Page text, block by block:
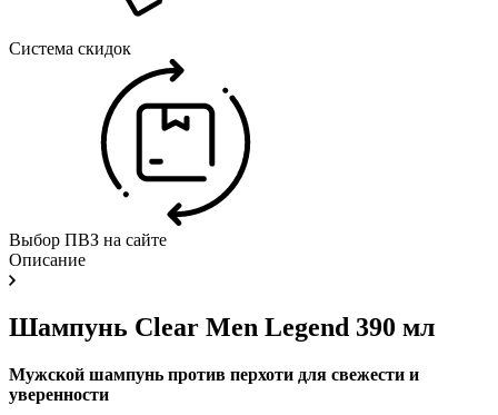
Система скидок
Выбор ПВЗ на сайте
Описание
Шампунь Clear Men Legend 390 мл
Мужской шампунь против перхоти для свежести и
уверенности